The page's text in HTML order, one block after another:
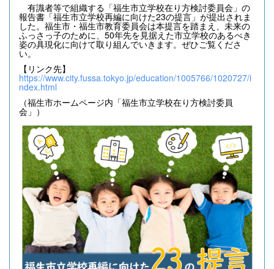
有識者等で組織する「福生市立学校在り方検討委員会」の
報告書「福生市立学校再編に向けた23の提言」が提出されま
した。福生市・福生市教育委員会は本提言を踏まえ、未来の
ふっさっ子のために、50年先を見据えた市立学校のあるべき
姿の具現化に向けて取り組んでいきます。ぜひご覧くださ
い。
【リンク先】
https://www.city.fussa.tokyo.jp/education/1005766/1020727/i
ndex.html
（福生市ホームページ内「福生市立学校在り方検討委員
会」）